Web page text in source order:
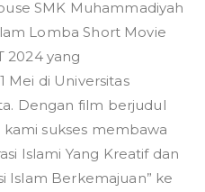
o
n
g
SMK Muhammadiyah
Lomba Short Movie
2024 yang
Mei di Universitas
Dengan film berjudul
kami sukses membawa
Islami Yang Kreatif dan
Islam Berkemajuan” ke